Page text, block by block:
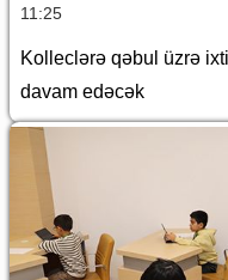
11:25
Kolleclərə qəbul üzrə
davam edəcək